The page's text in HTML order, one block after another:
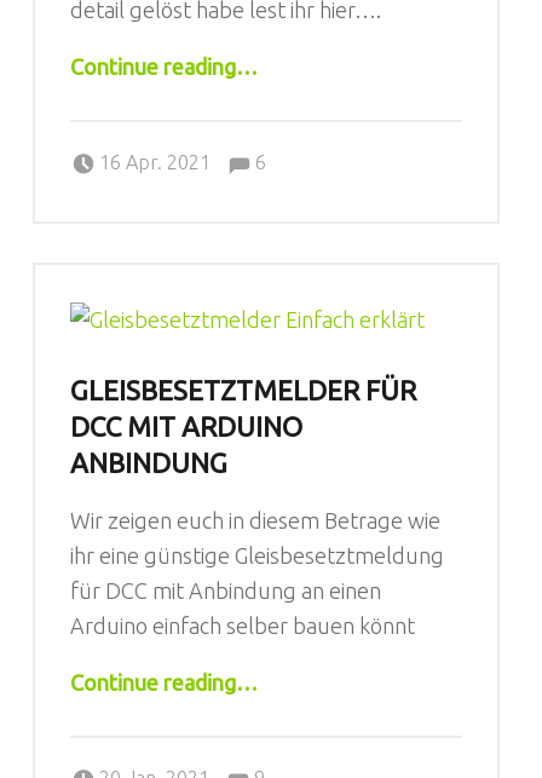
detail gelöst habe lest ihr hier….
Continue reading…
16 Apr. 2021
Sebastian Comments:6
GLEISBESETZTMELDER FÜR
DCC MIT ARDUINO
ANBINDUNG
Wir zeigen euch in diesem Betrage wie
ihr eine günstige Gleisbesetztmeldung
für DCC mit Anbindung an einen
Arduino einfach selber bauen könnt
Continue reading…
Sebastian Comments: